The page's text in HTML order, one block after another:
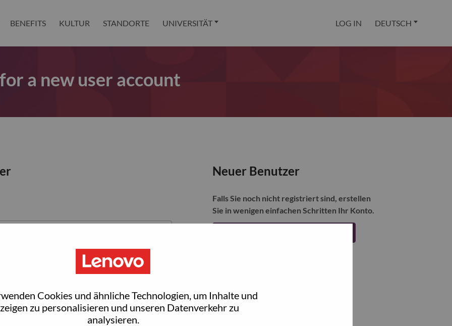
Cookies und ähnliche Technologien, um Inhalte und
zu personalisieren und unseren Datenverkehr zu
analysieren.
BENEFITS KULTUR STANDORTE UNIVERSITÄT LOG IN DEUTSCH
a new user account
Neuer Benutzer
Falls Sie noch nicht registriert sind, erstellen
Sie in wenigen einfachen Schritten Ihr Konto.